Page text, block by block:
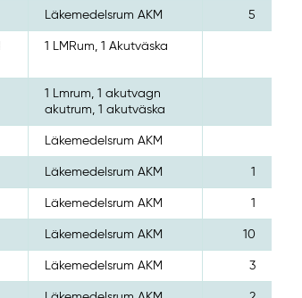
Läkemedelsrum AKM 5
1 LMRum, 1 Akutväska
1 Lmrum, 1 akutvagn
akutrum, 1 akutväska
Läkemedelsrum AKM
Läkemedelsrum AKM 1
Läkemedelsrum AKM 1
Läkemedelsrum AKM 10
Läkemedelsrum AKM 3